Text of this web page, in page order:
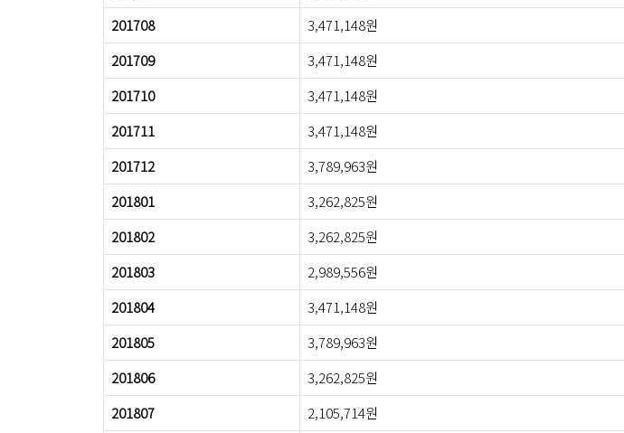
201708
3,471,148원
201709
3,471,148원
201710
3,471,148원
201711
3,471,148원
201712
3,789,963원
201801
3,262,825원
201802
3,262,825원
201803
2,989,556원
201804
3,471,148원
201805
3,789,963원
201806
3,262,825원
201807
2,105,714원